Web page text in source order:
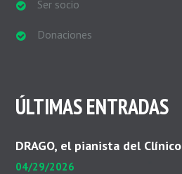
Ser socio
Donaciones
ÚLTIMAS ENTRADAS
DRAGO, el pianista del Clínico
04/29/2026